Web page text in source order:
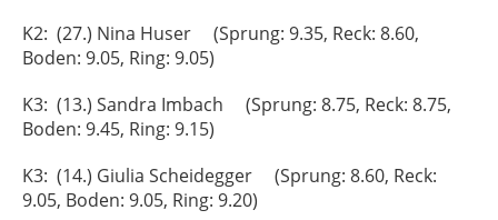
K2: (27.) Nina Huser (Sprung: 9.35, Reck: 8.60,
Boden: 9.05, Ring: 9.05)
K3: (13.) Sandra Imbach (Sprung: 8.75, Reck: 8.75,
Boden: 9.45, Ring: 9.15)
K3: (14.) Giulia Scheidegger (Sprung: 8.60, Reck:
9.05, Boden: 9.05, Ring: 9.20)